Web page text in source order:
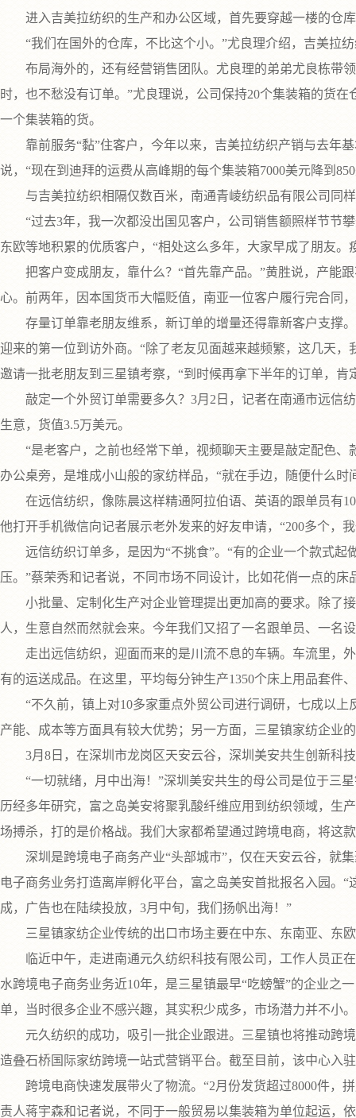
进入吉美拉纺织的生产和办公区域，首先要穿越一楼的仓库
“我们在国外的仓库，不比这个小。”尤良理介绍，吉美拉纺
布局海外的，还有经营销售团队。尤良理的弟弟尤良栋带领
时，也不愁没有订单。”尤良理说，公司保持20个集装箱的货
一个集装箱的货。
靠前服务“黏”住客户，今年以来，吉美拉纺织产销与去年基
说，“现在到迪拜的运费从高峰期的每个集装箱7000美元降到
与吉美拉纺织相隔仅数百米，南通青崚纺织品有限公司同样
“过去3年，我一次都没出国见客户，公司销售额照样节节攀
东欧等地积累的优质客户，“相处这么多年，大家早成了朋友
把客户变成朋友，靠什么？“首先靠产品。”黄胜说，产能跟
心。前两年，因本国货币大幅贬值，南亚一位客户履行完合同
存量订单靠老朋友维系，新订单的增量还得靠新客户支撑。
迎来的第一位到访外商。“除了老友见面越来越频繁，这几天
邀请一批老朋友到三星镇考察，“到时候再拿下半年的订单，肯
敲定一个外贸订单需要多久？3月2日，记者在南通市远信纺
生意，货值3.5万美元。
“是老客户，之前也经常下单，视频聊天主要是敲定配色、
办公桌旁，是堆成小山般的家纺样品，“就在手边，随便什么时
在远信纺织，像陈晨这样精通阿拉伯语、英语的跟单员有10
他打开手机微信向记者展示老外发来的好友申请，“200多个，
远信纺织订单多，是因为“不挑食”。“有的企业一个款式起
压。”蔡荣秀和记者说，不同市场不同设计，比如花俏一点的
小批量、定制化生产对企业管理提出更加高的要求。除了接
人，生意自然而然就会来。今年我们又招了一名跟单员、一名
走出远信纺织，迎面而来的是川流不息的车辆。车流里，外
有的运送成品。在这里，平均每分钟生产1350个床上用品套件
“不久前，镇上对10多家重点外贸公司进行调研，七成以上
产能、成本等方面具有较大优势；另一方面，三星镇家纺企业
3月8日，在深圳市龙岗区天安云谷，深圳美安共生创新科
“一切就绪，月中出海！”深圳美安共生的母公司是位于三
历经多年研究，富之岛美安将聚乳酸纤维应用到纺织领域，生
场搏杀，打的是价格战。我们大家都希望通过跨境电商，将这
深圳是跨境电子商务产业“头部城市”，仅在天安云谷，就集
电子商务业务打造离岸孵化平台，富之岛美安首批报名入园。
成，广告也在陆续投放，3月中旬，我们扬帆出海！”
三星镇家纺企业传统的出口市场主要在中东、东南亚、东欧
临近中午，走进南通元久纺织科技有限公司，工作人员正在
水跨境电子商务业务近10年，是三星镇最早“吃螃蟹”的企业之
单，当时很多企业不感兴趣，其实积少成多，市场潜力并不小
元久纺织的成功，吸引一批企业跟进。三星镇也将推动跨境
造叠石桥国际家纺跨境一站式营销平台。截至目前，该中心入
跨境电商快速发展带火了物流。“2月份发货超过8000件，拼
责人蒋宇森和记者说，不同于一般贸易以集装箱为单位起运，